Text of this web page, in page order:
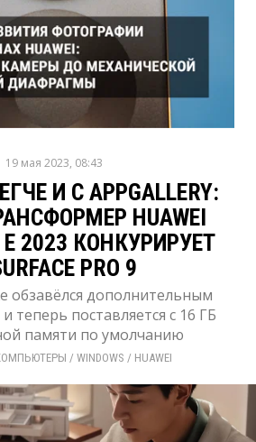
19 мая 2023, 08:43
И С APPGALLERY:
HUAWEI
E 2023 КОНКУРИРУЕТ
PRO 9
обзавёлся дополнительным
теперь поставляется с 16 ГБ
памяти по умолчанию
/ WINDOWS / HUAWEI